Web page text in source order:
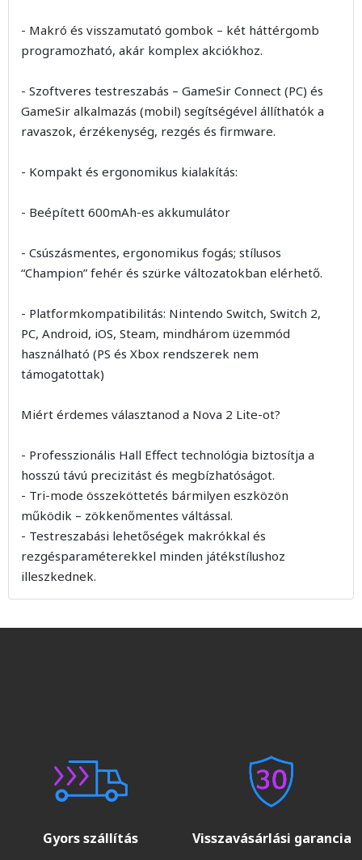
- Makró és visszamutató gombok – két háttérgomb
programozható, akár komplex akciókhoz.
- Szoftveres testreszabás – GameSir Connect (PC) és
GameSir alkalmazás (mobil) segítségével állíthatók a
ravaszok, érzékenység, rezgés és firmware.
- Kompakt és ergonomikus kialakítás:
- Beépített 600mAh-es akkumulátor
- Csúszásmentes, ergonomikus fogás; stílusos
“Champion” fehér és szürke változatokban elérhető.
- Platformkompatibilitás: Nintendo Switch, Switch 2,
PC, Android, iOS, Steam, mindhárom üzemmód
használható (PS és Xbox rendszerek nem
támogatottak)
Miért érdemes választanod a Nova 2 Lite-ot?
- Professzionális Hall Effect technológia biztosítja a
hosszú távú precizitást és megbízhatóságot.
- Tri-mode összeköttetés bármilyen eszközön
működik – zökkenőmentes váltással.
- Testreszabási lehetőségek makrókkal és
rezgésparaméterekkel minden játékstílushoz
illeszkednek.
Gyors szállítás Visszavásárlási garancia